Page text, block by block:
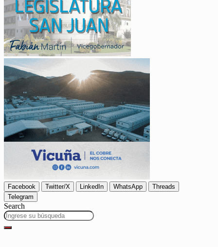
Facebook Twitter/X LinkedIn WhatsApp
Threads
Telegram
Search